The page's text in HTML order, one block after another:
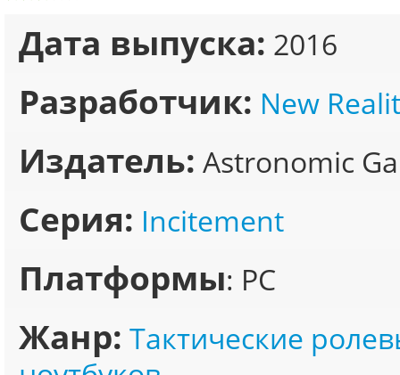
Дата выпуска: 2016
Разработчик: New
Издатель: Astronomic
Серия: Incitement
Платформы: PC
Жанр: Тактические